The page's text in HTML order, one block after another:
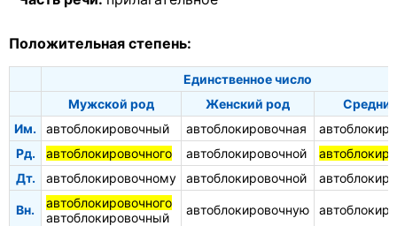
Положительная степень:
Единственное число
Мужской род
Женский род
Им.
автоблокировочный автоблокировочная
Рд.
автоблокировочного автоблокировочной
Дт.
автоблокировочному автоблокировочной
Вн.
автоблокировочного
автоблокировочный
автоблокировочную